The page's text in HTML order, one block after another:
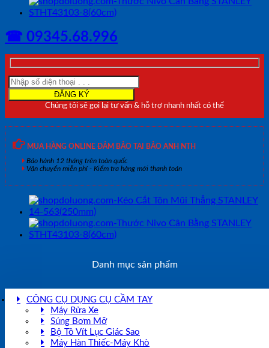
☎ 09345.68.996
Chúng tôi sẽ gọi lại tư vấn & hỗ trợ nhanh nhất có thể
MUA HÀNG ONLINE ĐẢM BẢO TẠI BẢO ANH NTH
Bảo hành 12 tháng trên toàn quốc
Vận chuyển miễn phí - Kiểm tra hàng mới thanh toán
Danh mục sản phẩm
CÔNG CỤ DỤNG CỤ CẦM TAY
Máy Rửa Xe
Súng Bơm Mỡ
Bộ Tô Vít Lục Giác Sao
Máy Hàn Thiếc-Máy Khò